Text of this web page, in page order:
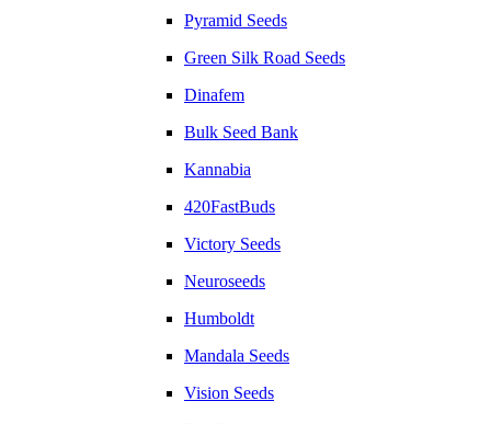
Pyramid Seeds
Green Silk Road Seeds
Dinafem
Bulk Seed Bank
Kannabia
420FastBuds
Victory Seeds
Neuroseeds
Humboldt
Mandala Seeds
Vision Seeds